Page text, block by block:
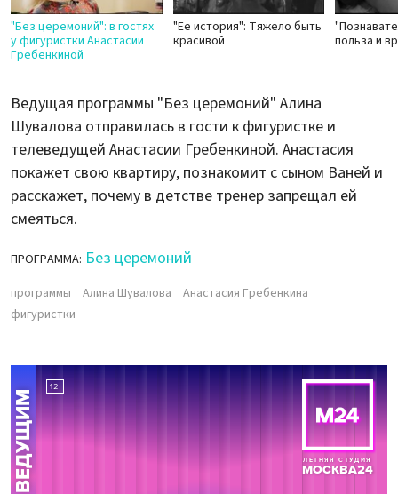
"Без церемоний": в гостях
у фигуристки Анастасии
Гребенкиной
"Ее история": Тяжело быть
красивой
польза и
Ведущая программы "Без церемоний" Алина
Шувалова отправилась в гости к фигуристке и
телеведущей Анастасии Гребенкиной. Анастасия
покажет свою квартиру, познакомит с сыном Ваней и
расскажет, почему в детстве тренер запрещал ей
смеяться.
ПРОГРАММА: Без церемоний
программы Алина Шувалова
Анастасия Гребенкина
фигуристки